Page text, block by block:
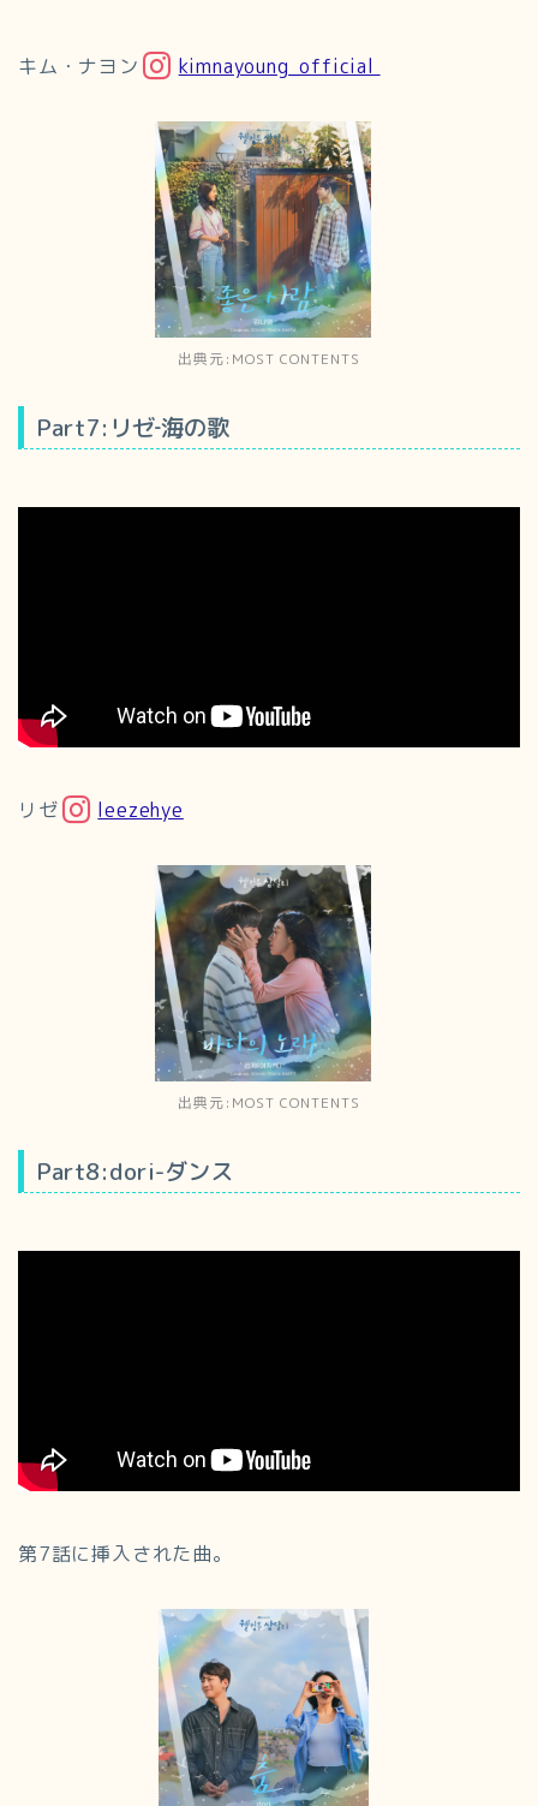
キム・ナヨン kimnayoung_official
出典元:MOST CONTENTS
Part7:リゼ‐海の歌
リゼ leezehye
出典元:MOST CONTENTS
Part8:dori-ダンス
第7話に挿入された曲。